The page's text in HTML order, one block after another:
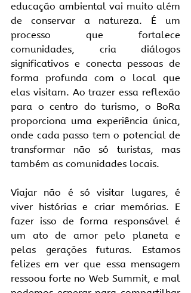
educação ambiental vai muito além
de conservar a natureza. É um
processo que fortalece
comunidades, cria diálogos
significativos e conecta pessoas de
forma profunda com o local que
elas visitam. Ao trazer essa reflexão
para o centro do turismo, o BoRa
proporciona uma experiência única,
onde cada passo tem o potencial de
transformar não só turistas, mas
também as comunidades locais.
Viajar não é só visitar lugares, é
viver histórias e criar memórias. E
fazer isso de forma responsável é
um ato de amor pelo planeta e
pelas gerações futuras. Estamos
felizes em ver que essa mensagem
ressoou forte no Web Summit, e mal